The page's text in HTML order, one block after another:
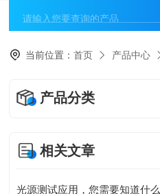
当前位置：首页 产品中心
产品分类
相关文章
光源测试应用，您需要知道什么